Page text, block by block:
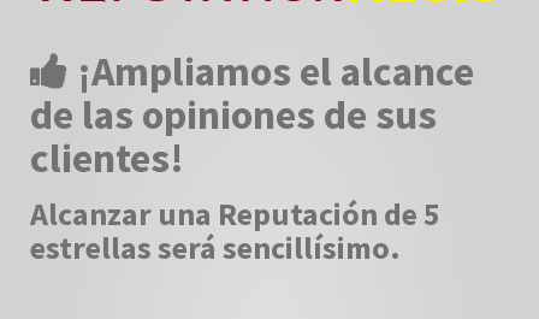
¡Ampliamos el alcance
de las opiniones de sus
clientes!
Alcanzar una Reputación de 5
estrellas será sencillísimo.